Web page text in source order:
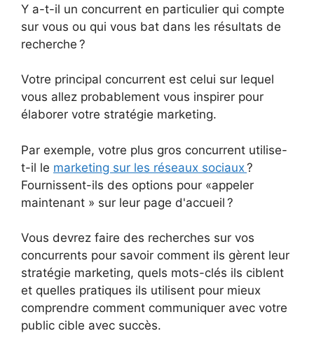
Y a-t-il un concurrent en particulier qui compte
sur vous ou qui vous bat dans les résultats de
recherche ?
Votre principal concurrent est celui sur lequel
vous allez probablement vous inspirer pour
élaborer votre stratégie marketing.
Par exemple, votre plus gros concurrent utilise-
t-il le marketing sur les réseaux sociaux ?
Fournissent-ils des options pour «appeler
maintenant » sur leur page d'accueil ?
Vous devrez faire des recherches sur vos
concurrents pour savoir comment ils gèrent leur
stratégie marketing, quels mots-clés ils ciblent
et quelles pratiques ils utilisent pour mieux
comprendre comment communiquer avec votre
public cible avec succès.